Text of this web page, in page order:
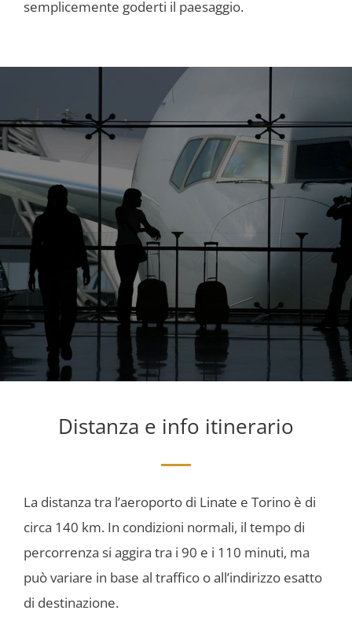
semplicemente goderti il paesaggio.
Distanza e info itinerario
La distanza tra l’aeroporto di Linate e Torino è di
circa 140 km. In condizioni normali, il tempo di
percorrenza si aggira tra i 90 e i 110 minuti, ma
può variare in base al traffico o all’indirizzo esatto
di destinazione.